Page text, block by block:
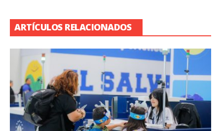
ARTÍCULOS RELACIONADOS